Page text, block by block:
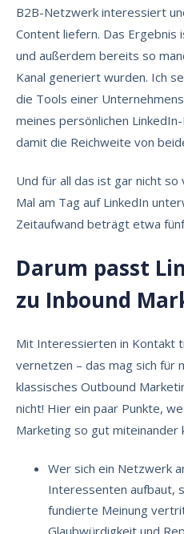
B2B-Netzwerk interessiert
Content liefern. Das Ergebnis
und außerdem bereits so
Kanal generiert wurden. Ich
die Tools einer
meines persönlichen
damit die Reichweite von
Und für all das ist gar nicht
Mal am Tag auf LinkedIn
Zeitaufwand beträgt etwa
Darum passt
zu Inbound
Mit Interessierten in Kontakt
vernetzen – das mag sich für
klassisches Outbound
nicht! Hier ein paar Punkte,
Marketing so gut miteinander
Wer sich ein Netzwerk
Interessenten aufbaut,
fundierte Meinung